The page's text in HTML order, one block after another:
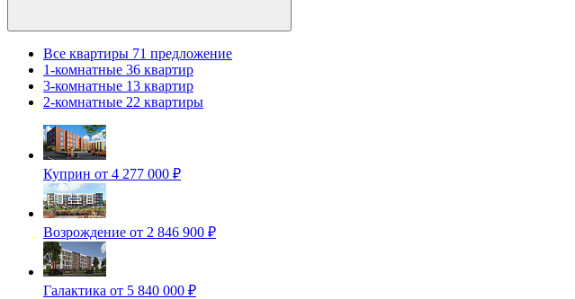
Все квартиры 71 предложение
1-комнатные 36 квартир
3-комнатные 13 квартир
2-комнатные 22 квартиры
Куприн от 4 277 000 ₽
Возрождение от 2 846 900 ₽
Галактика от 5 840 000 ₽